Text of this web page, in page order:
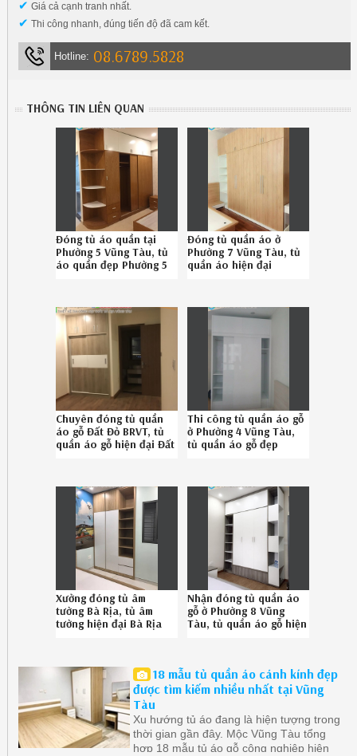
✔ Giá cả cạnh tranh nhất.
✔ Thi công nhanh, đúng tiến độ đã cam kết.
Hotline: 08.6789.5828
THÔNG TIN LIÊN QUAN
Đóng tủ áo quần tại
Phường 5 Vũng Tàu, tủ
áo quần đẹp Phường 5
Đóng tủ quần áo ở
Phường 7 Vũng Tàu, tủ
quần áo hiện đại
Chuyên đóng tủ quần
áo gỗ Đất Đỏ BRVT, tủ
quần áo gỗ hiện đại Đất
Thi công tủ quần áo gỗ
ở Phường 4 Vũng Tàu,
tủ quần áo gỗ đẹp
Xưởng đóng tủ âm
tường Bà Rịa, tủ âm
tường hiện đại Bà Rịa
Nhận đóng tủ quần áo
gỗ ở Phường 8 Vũng
Tàu, tủ quần áo gỗ hiện
18 mẫu tủ quần áo cánh kính đẹp
được tìm kiếm nhiều nhất tại Vũng
Tàu
Xu hướng tủ áo đang là hiện tượng trong
thời gian gần đây. Mộc Vũng Tàu tổng
hợp 18 mẫu tủ áo gỗ công nghiệp hiện